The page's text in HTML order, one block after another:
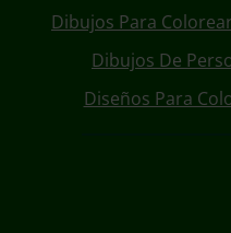
Dibujos Para
Dibujos De
Diseños Para